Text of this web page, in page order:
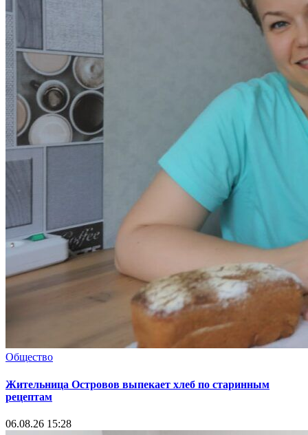
Общество
Жительница Островов выпекает хлеб по старинным
рецептам
06.08.26 15:28